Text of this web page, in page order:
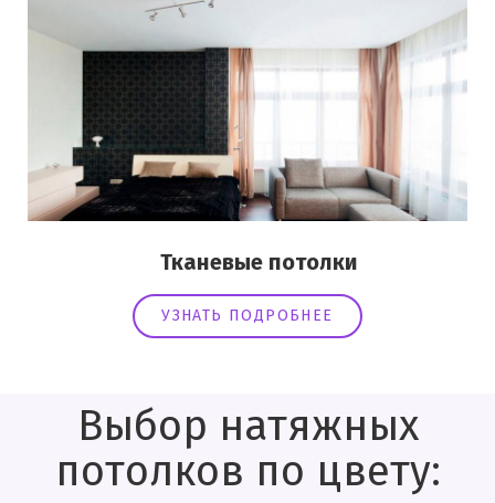
Тканевые потолки
УЗНАТЬ ПОДРОБНЕЕ
Выбор натяжных
потолков по цвету: